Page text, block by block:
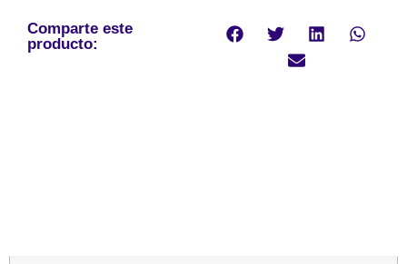
Comparte este
producto: